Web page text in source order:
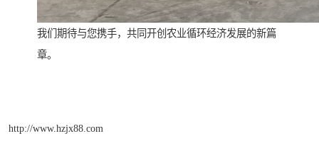
我们期待与您携手，共同开创农业循环经济发展的新篇
章。
http://www.hzjx88.com